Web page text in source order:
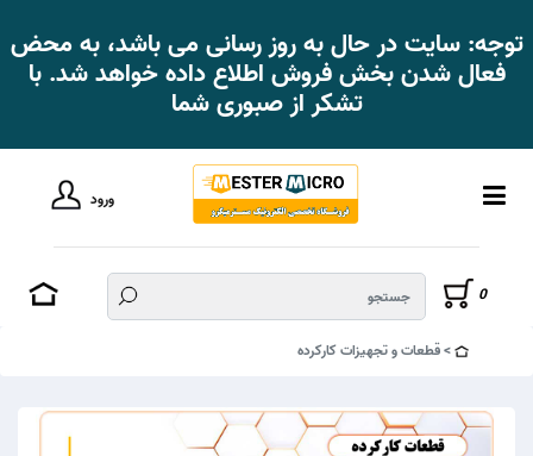
توجه: سایت در حال به روز رسانی می باشد، به محض
فعال شدن بخش فروش اطلاع داده خواهد شد. با
تشکر از صبوری شما
ورود
0
قطعات و تجهیزات کارکرده